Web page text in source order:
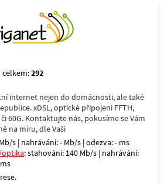
292
internet nejen do domácnosti, ale také
xDSL, optické připojení FFTH,
60G. Kontaktujte nás, pokusíme se Vám
na míru, dle Vaši
s | nahrávání: - Mb/s | odezva: - ms
optika: stahování: 140 Mb/s | nahrávání: